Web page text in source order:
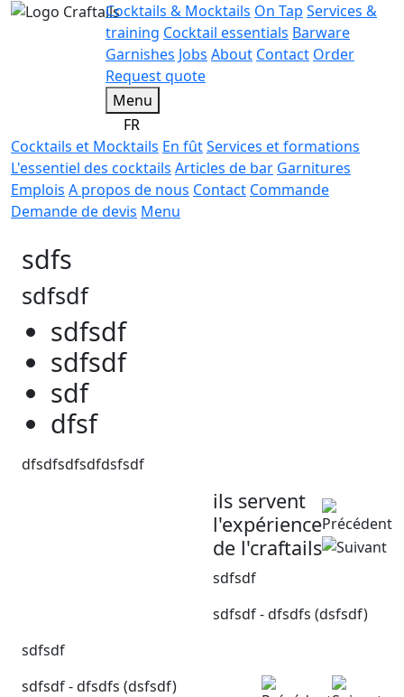
Cocktails & Mocktails On Tap Services &
training Cocktail essentials Barware
Garnishes Jobs About Contact Order
Request quote
Menu
FR
Cocktails et Mocktails En fûtServices et formations
L'essentiel des cocktails Articles de bar Garnitures
Emplois A propos de nous Contact Commande
Demande de devis Menu
sdfs
sdfsdf
sdfsdf
sdfsdf
sdf
dfsf
dfsdfsdfsdfdsfsdf
ils servent
l'expérience
de l'craftails
sdfsdf
sdfsdf - dfsdfs (dsfsdf)
sdfsdf
sdfsdf - dfsdfs (dsfsdf)